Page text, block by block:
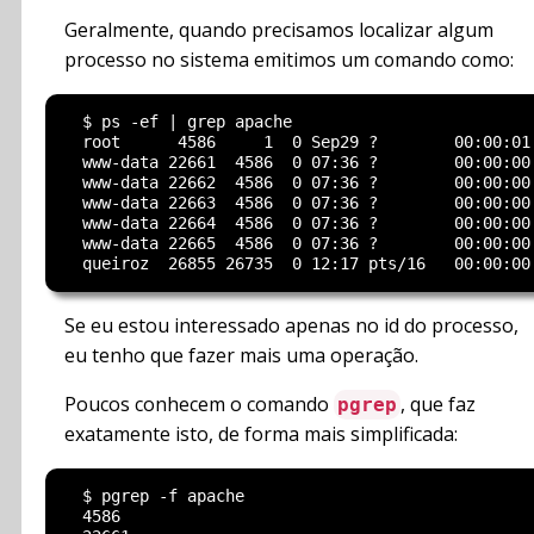
Geralmente, quando precisamos localizar algum
processo no sistema emitimos um comando como:
  $ ps -ef | grep apache
root      4586     1  0 Sep29 ?
www-data 22661  4586  0 07:36 ?
www-data 22662  4586  0 07:36 ?
www-data 22663  4586  0 07:36 ?
www-data 22664  4586  0 07:36 ?
www-data 22665  4586  0 07:36 ?
Se eu estou interessado apenas no id do processo,
eu tenho que fazer mais uma operação.
Poucos conhecem o comando pgrep , que faz
exatamente isto, de forma mais simplificada:
  $ pgrep -f apache
  4586